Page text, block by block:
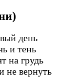
день
и тень
на грудь
не вернуть